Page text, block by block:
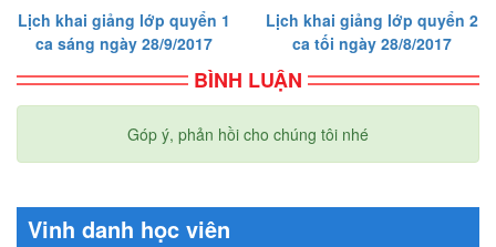
Lịch khai giảng lớp quyển 1
ca sáng ngày 28/9/2017
Lịch khai giảng lớp quyển 2
ca tối ngày 28/8/2017
BÌNH LUẬN
Góp ý, phản hồi cho chúng tôi nhé
Vinh danh học viên